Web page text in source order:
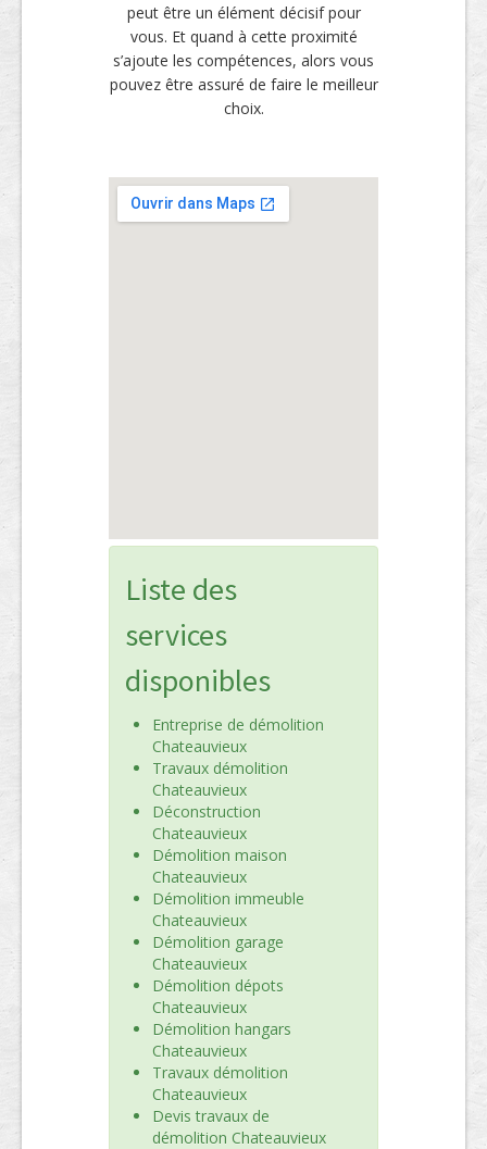
peut être un élément décisif pour
vous. Et quand à cette proximité
s’ajoute les compétences, alors vous
pouvez être assuré de faire le meilleur
choix.
Liste des
services
disponibles
Entreprise de démolition
Chateauvieux
Travaux démolition
Chateauvieux
Déconstruction
Chateauvieux
Démolition maison
Chateauvieux
Démolition immeuble
Chateauvieux
Démolition garage
Chateauvieux
Démolition dépots
Chateauvieux
Démolition hangars
Chateauvieux
Travaux démolition
Chateauvieux
Devis travaux de
démolition Chateauvieux